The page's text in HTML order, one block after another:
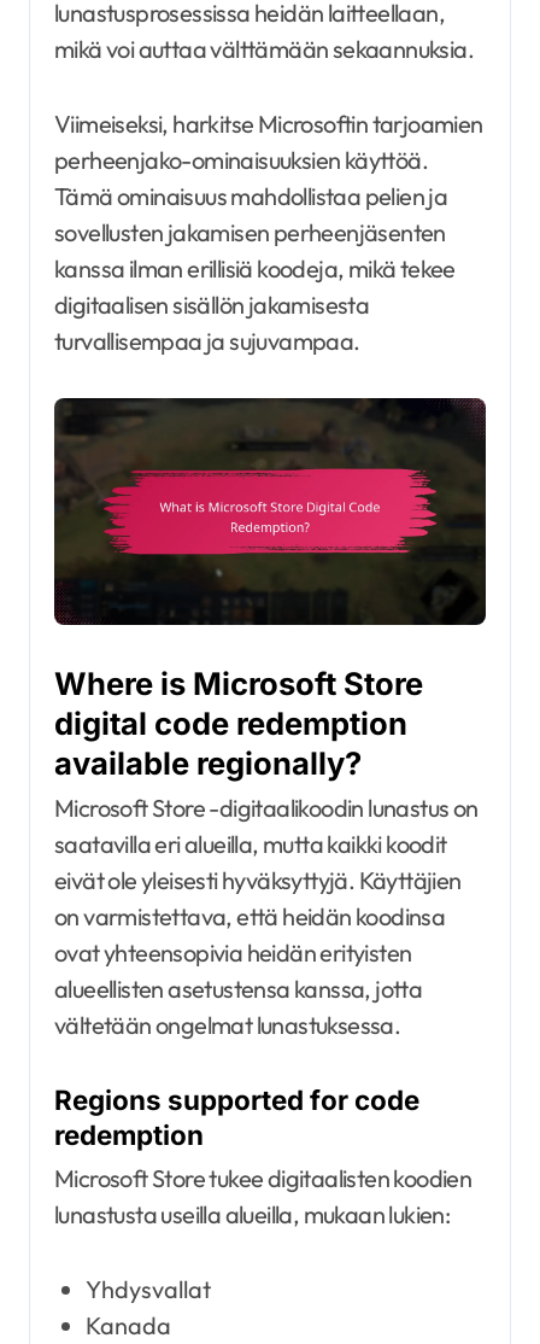
lunastusprosessissa heidän laitteellaan,
mikä voi auttaa välttämään sekaannuksia.
Viimeiseksi, harkitse Microsoftin tarjoamien
perheenjako-ominaisuuksien käyttöä.
Tämä ominaisuus mahdollistaa pelien ja
sovellusten jakamisen perheenjäsenten
kanssa ilman erillisiä koodeja, mikä tekee
digitaalisen sisällön jakamisesta
turvallisempaa ja sujuvampaa.
Where is Microsoft Store
digital code redemption
available regionally?
Microsoft Store -digitaalikoodin lunastus on
saatavilla eri alueilla, mutta kaikki koodit
eivät ole yleisesti hyväksyttyjä. Käyttäjien
on varmistettava, että heidän koodinsa
ovat yhteensopivia heidän erityisten
alueellisten asetustensa kanssa, jotta
vältetään ongelmat lunastuksessa.
Regions supported for code
redemption
Microsoft Store tukee digitaalisten koodien
lunastusta useilla alueilla, mukaan lukien:
Yhdysvallat
Kanada